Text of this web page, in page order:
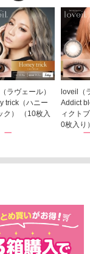
ラヴェール）
trick（ハニー
ク） （10枚入
円
loveil（
Addict
ィクト
0枚入り
1,760